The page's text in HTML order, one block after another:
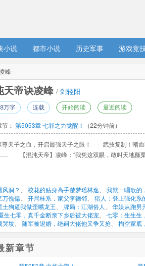
小说 都市小说 历史军事 游戏竞
峰
天帝诀凌峰 / 剑轻阳
万字 连载 开始阅读 最近阅读
： 第5053章 七罪之力觉醒！ （22分钟前）
尊天子之血，开启最强天子之眼！ 武技复制！嗜血
【混沌天帝】凌峰：“我凭这双眼，敢叫天地颤
洞？ 校花的贴身高手楚梦瑶林逸 我就一唱歌的
万傀儡 开局桂系，家父李德邻 猎人：登上强化系
土狗逼我做歪嘴龙王 牌局：江湖俗人 华娱从跑男
生七零，真千金断亲下乡后被大佬宠 七零：生生生
哭坟 随军被退婚，绝嗣大佬他又争又抢 掏空家底
新章节